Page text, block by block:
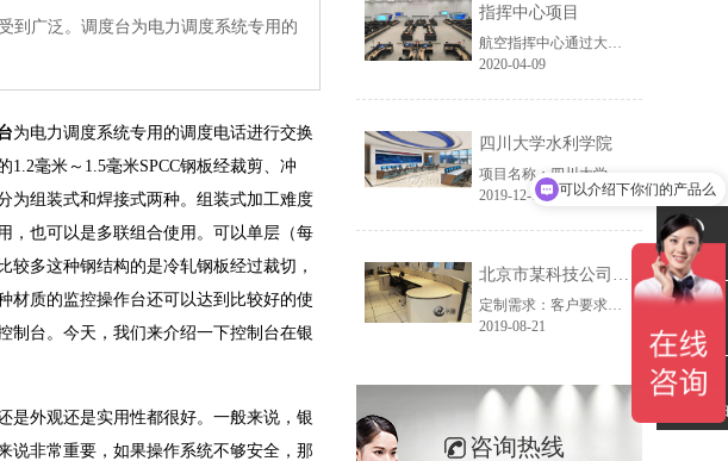
到广泛。调度台为电力调度系统专用的
为电力调度系统专用的调度电话进行交换
1.2毫米～1.5毫米SPCC钢板经裁剪、冲
为组装式和焊接式两种。组装式加工难度
，也可以是多联组合使用。可以单层（每
多这种钢结构的是冷轧钢板经过裁切，
材质的监控操作台还可以达到比较好的使
制台。今天，我们来介绍一下控制台在银
是外观还是实用性都很好。一般来说，银
说非常重要，如果操作系统不够安全，那
指挥中心项目
航空指挥中心通过大屏展示，获取航空运行数据的信息，对突发事件实时监控，如自然灾害等原因，导致飞机无法降落，需要指挥中心采取应急措施进行调度工作，以及各大机场衔接工作，进行跑到疏散等工作，通过信息智能化，减少突发事件带来的损失。
2020-04-09
四川大学水利学院
项目名称：四川大学水利学院......
2019-12-11
北京市某科技公司控制台定制项目
定制需求：客户要求增加半圆储物柜，扩大储物空间；统一配备电脑显示器支臂、控制台专用PDU。
2019-08-21
咨询热线
联系电话
在线留言
微信扫一扫
可以介绍下你们的产品么
你们是怎么收费的呢